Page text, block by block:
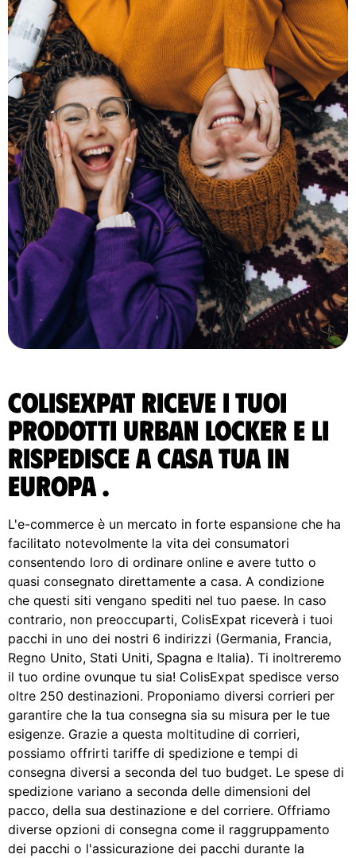
ColisExpat riceve i tuoi
prodotti Urban Locker e li
rispedisce A casa tua in
Europa .
L'e-commerce è un mercato in forte espansione che ha
facilitato notevolmente la vita dei consumatori
consentendo loro di ordinare online e avere tutto o
quasi consegnato direttamente a casa. A condizione
che questi siti vengano spediti nel tuo paese. In caso
contrario, non preoccuparti, ColisExpat riceverà i tuoi
pacchi in uno dei nostri 6 indirizzi (Germania, Francia,
Regno Unito, Stati Uniti, Spagna e Italia). Ti inoltreremo
il tuo ordine ovunque tu sia! ColisExpat spedisce verso
oltre 250 destinazioni. Proponiamo diversi corrieri per
garantire che la tua consegna sia su misura per le tue
esigenze. Grazie a questa moltitudine di corrieri,
possiamo offrirti tariffe di spedizione e tempi di
consegna diversi a seconda del tuo budget. Le spese di
spedizione variano a seconda delle dimensioni del
pacco, della sua destinazione e del corriere. Offriamo
diverse opzioni di consegna come il raggruppamento
dei pacchi o l'assicurazione dei pacchi durante la